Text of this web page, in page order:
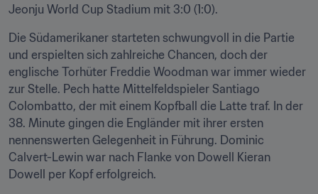
Jeonju World Cup Stadium mit 3:0 (1:0).
Die Südamerikaner starteten schwungvoll in die Partie
und erspielten sich zahlreiche Chancen, doch der
englische Torhüter Freddie Woodman war immer wieder
zur Stelle. Pech hatte Mittelfeldspieler Santiago
Colombatto, der mit einem Kopfball die Latte traf. In der
38. Minute gingen die Engländer mit ihrer ersten
nennenswerten Gelegenheit in Führung. Dominic
Calvert-Lewin war nach Flanke von Dowell Kieran
Dowell per Kopf erfolgreich.